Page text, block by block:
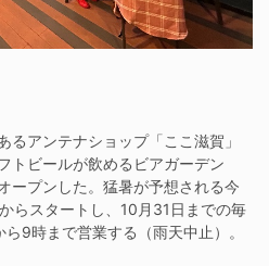
アンテナショップ「ここ滋賀」
トビールが飲めるビアガーデン
ープンした。猛暑が予想される今
らスタートし、10月31日までの毎
9時まで営業する（雨天中止）。